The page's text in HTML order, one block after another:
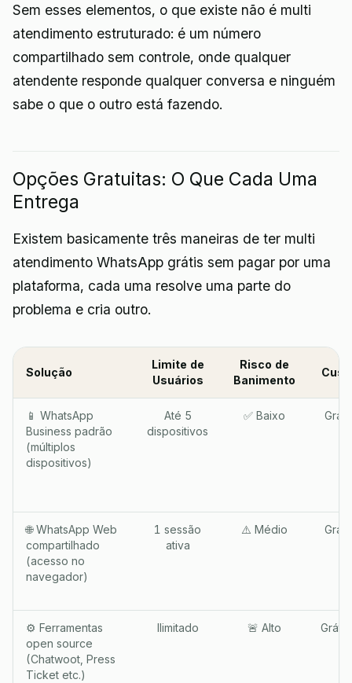
Sem esses elementos, o que existe não é multi
atendimento estruturado: é um número
compartilhado sem controle, onde qualquer
atendente responde qualquer conversa e ninguém
sabe o que o outro está fazendo.
Opções Gratuitas: O Que Cada Uma
Entrega
Existem basicamente três maneiras de ter multi
atendimento WhatsApp grátis sem pagar por uma
plataforma, cada uma resolve uma parte do
problema e cria outro.
Solução
Limite de
Usuários
Risco de
Banimento
📱 WhatsApp
Business padrão
(múltiplos
dispositivos)
Até 5
dispositivos
✅ Baixo
🌐 WhatsApp Web
compartilhado
(acesso no
navegador)
1 sessão
ativa
⚠️ Médio
⚙️ Ferramentas
open source
(Chatwoot, Press
Ticket etc.)
Ilimitado 🚨 Alto